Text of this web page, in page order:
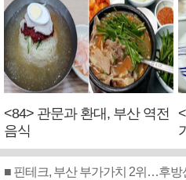
<84> 관문과 환대, 부산 역전
음식
■ 핀테크, 부산 부가가치 2위…후방